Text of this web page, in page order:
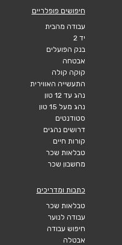
חיפושים פופלריים
עבודה מהבית
יד 2
בנק הפועלים
אבטחה
קוקה קולה
התעשייה האווירית
נהג עד 12 טון
נהג מעל 15 טון
סטודנטים
דרושים נהגים
קורות חיים
טבלאות שכר
מחשבון שכר
כתבות ומדריכים
טבלאות שכר
עבודה לנוער
חיפוש עבודה
אבטלה